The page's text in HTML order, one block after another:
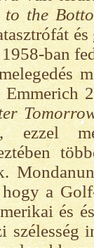
to the
1958-ban
Emmerich
ezzel
a
és
szélesség